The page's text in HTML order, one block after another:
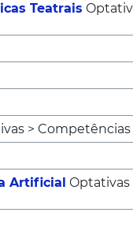
Teatrais
> Competências
Artificial Optativas